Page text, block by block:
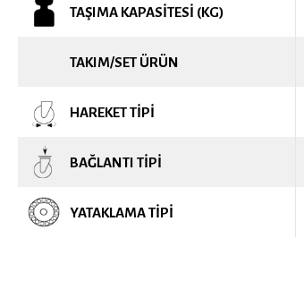
TAŞIMA KAPASITESI (KG)
TAKIM/SET ÜRÜN
HAREKET TIPI
BAĞLANTI TIPI
YATAKLAMA TIPI